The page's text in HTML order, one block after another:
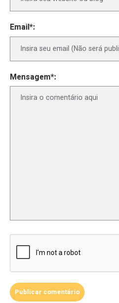
Email*:
Mensagem*: